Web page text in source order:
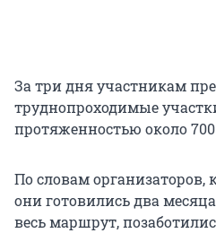
За три дня участникам
труднопроходимые
протяженностью около
По словам
они готовились два
весь маршрут,